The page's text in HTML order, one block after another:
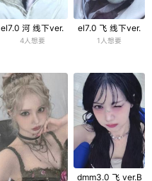
el7.0 河 线下ver.
4人想要
el7.0 飞 线下ver.
1人想要
dmm3.0 飞 ver.B